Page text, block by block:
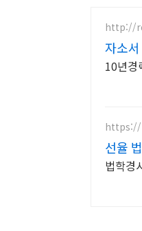
http://
자소
10년경
선율
법학경